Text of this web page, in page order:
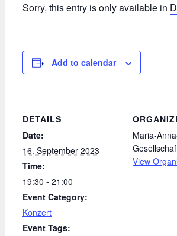
Sorry, this entry is only available in
Add to calendar
DETAILS
Date:
16. September 2023
Time:
19:30 - 21:00
Event Category:
Konzert
Event Tags:
Maria-
View